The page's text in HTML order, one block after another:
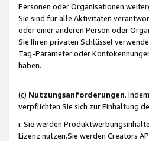
Personen oder Organisationen
Sie sind für alle Aktivitäten
oder einer anderen Person oder
Sie Ihren privaten Schlüssel
Tag-Parameter oder
haben.
(c) Nutzungsanforderungen.
verpflichten Sie sich zur Einhaltung
i. Sie werden
Lizenz nutzen.Sie werden Creators